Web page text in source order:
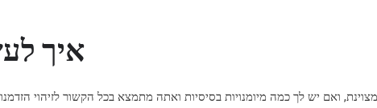
איך
ואם יש לך כמה מיומנויות בסיסיות ואתה מתמצא בכל הקשור לזיהוי